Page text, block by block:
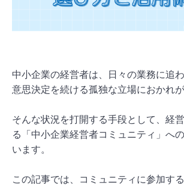
中小企業の経営者は、日々の業務に追
意思決定を続ける孤独な立場におかれが
そんな状況を打開する手段として、経
る「中小企業経営者コミュニティ」へ
います。
この記事では、コミュニティに参加す